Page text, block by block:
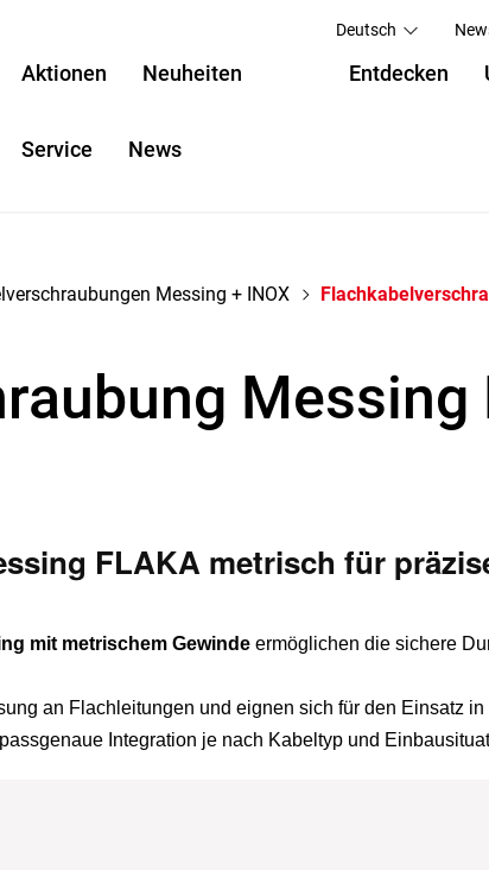
Deutsch
Aktionen Neuheiten Entdecken
Service News
Messing + INOX
Messing
FLAKA metrisch für
mit metrischem Gewinde ermöglichen die sichere
an Flachleitungen und eignen sich für den Einsatz
Integration je nach Kabeltyp und